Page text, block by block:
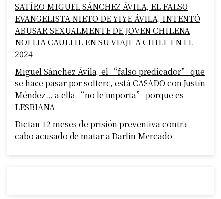
SATÍRO MIGUEL SÁNCHEZ ÁVILA, EL FALSO
EVANGELISTA NIETO DE YIYE ÁVILA, INTENTÓ
ABUSAR SEXUALMENTE DE JOVEN CHILENA
NOELIA CAULLIL EN SU VIAJE A CHILE EN EL
2024
Miguel Sánchez Ávila, el “falso predicador” que
se hace pasar por soltero, está CASADO con Justín
Méndez… a ella “no le importa” porque es
LESBIANA
Dictan 12 meses de prisión preventiva contra
cabo acusado de matar a Darlin Mercado